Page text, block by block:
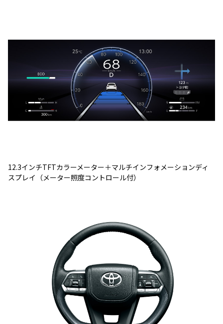
12.3インチTFTカラーメーター＋マルチインフォメーションディ
スプレイ（メーター照度コントロール付）